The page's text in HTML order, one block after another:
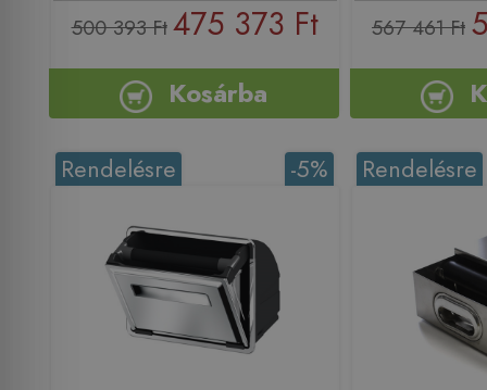
500 393 Ft 475 373 Ft
Kosárba
567 461 Ft
-5%
Rendelésre Rendelésre